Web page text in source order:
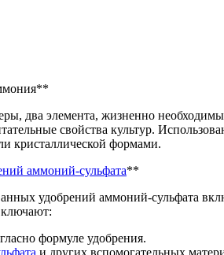
два элемента, жизненно
свойства культур.
кристаллической формами.
аммоний-сульфата**
удобрений аммоний-сульфата
формуле удобрения.
и других вспомогательных